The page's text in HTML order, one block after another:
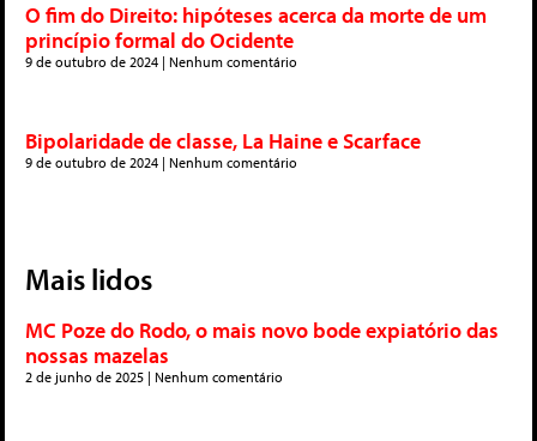
O fim do Direito: hipóteses acerca da morte de um
princípio formal do Ocidente
9 de outubro de 2024 Nenhum comentário
Bipolaridade de classe, La Haine e Scarface
9 de outubro de 2024 Nenhum comentário
Mais lidos
MC Poze do Rodo, o mais novo bode expiatório das
nossas mazelas
2 de junho de 2025 Nenhum comentário